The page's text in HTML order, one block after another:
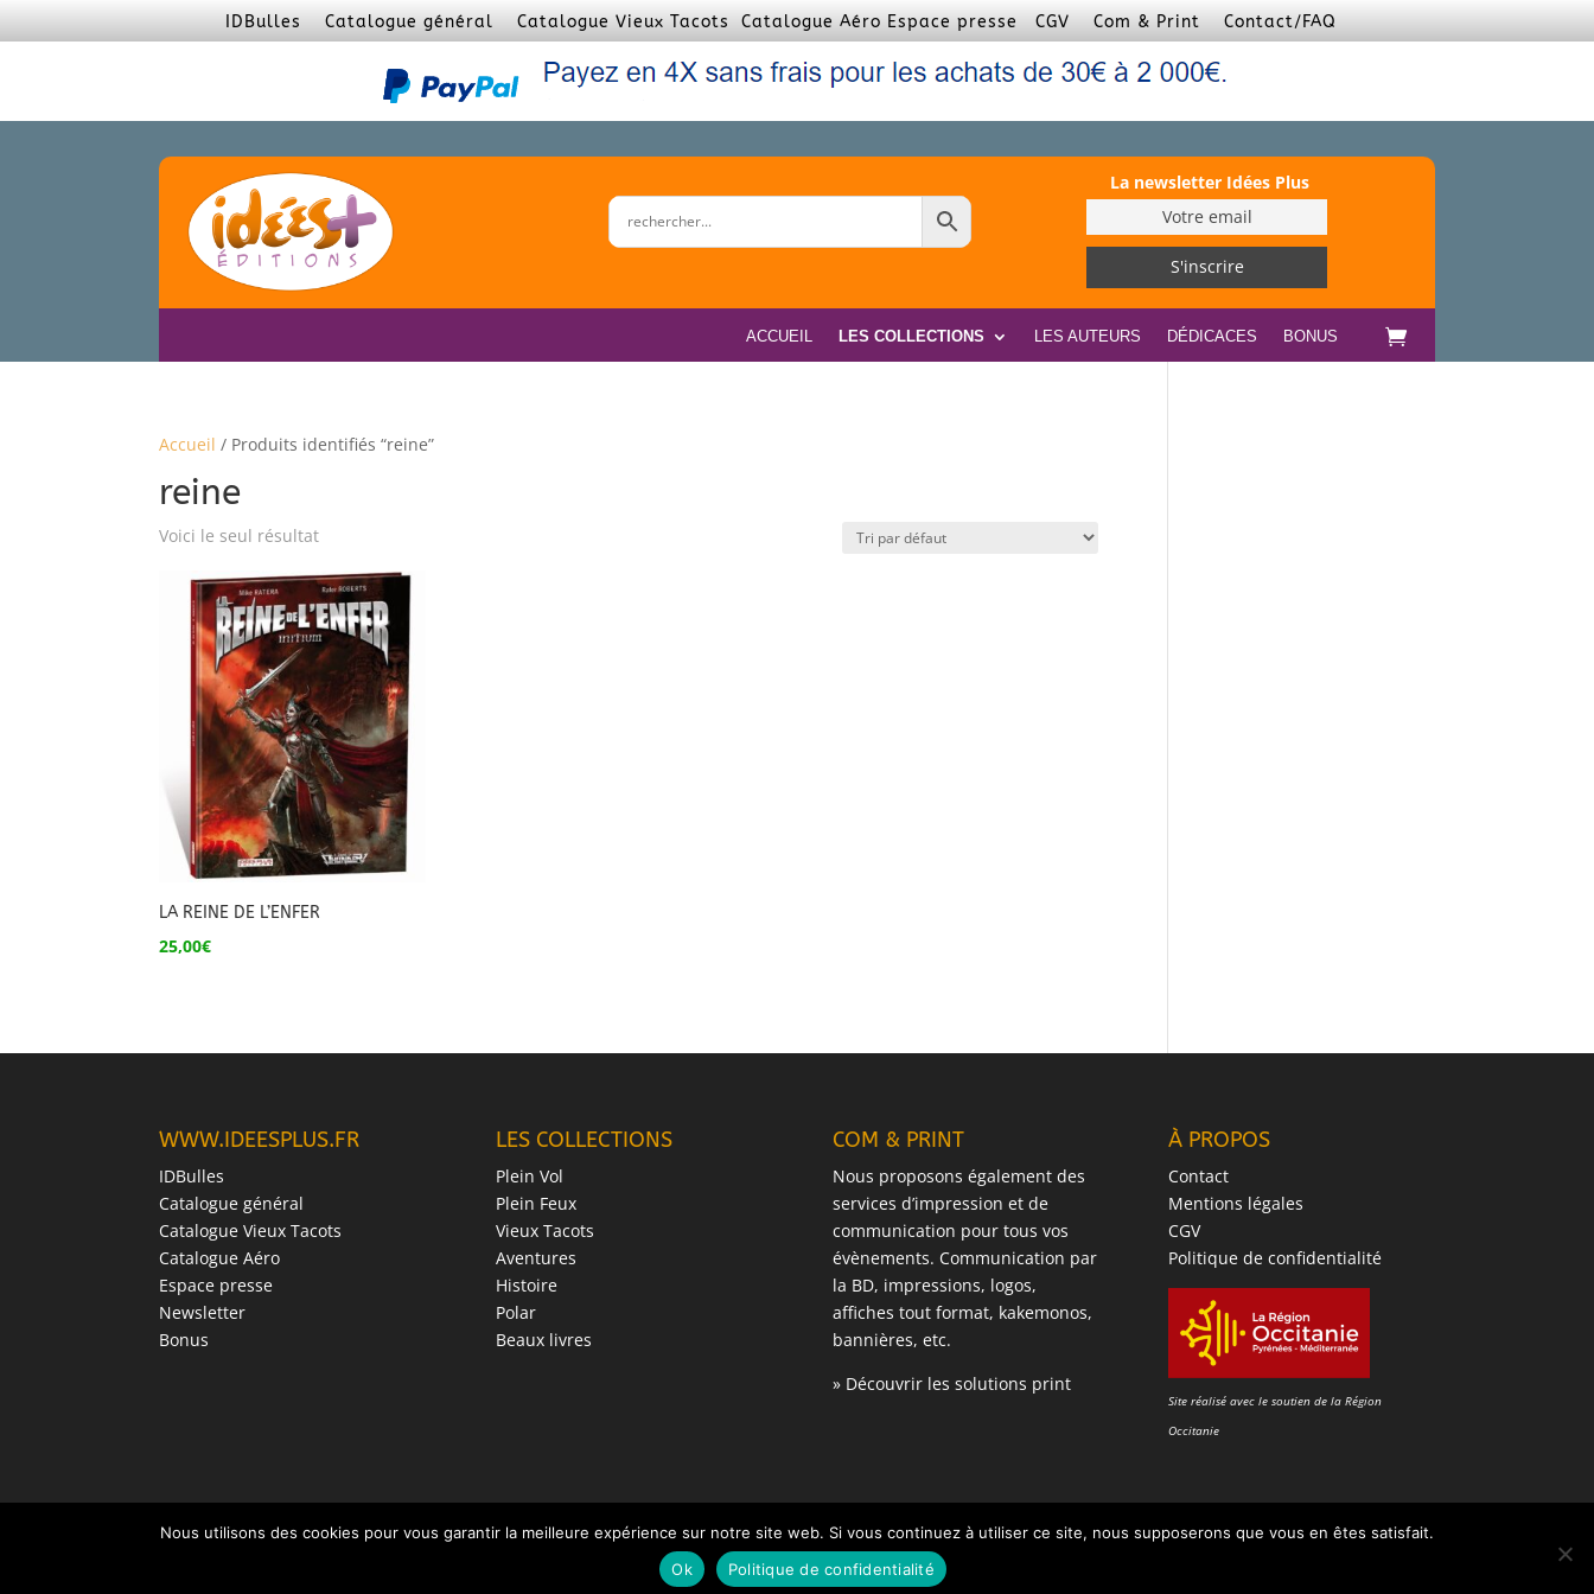
IDBulles Catalogue général Catalogue Vieux Tacots Catalogue Aéro Espace presseCGV Com & Print Contact/FAQ
La newsletter Idées Plus
ACCUEIL LES COLLECTIONS LES AUTEURS DÉDICACES BONUS
Accueil / Produits identifiés “reine”
reine
Voici le seul résultat
LA REINE DE L’ENFER
25,00€
WWW.IDEESPLUS.FR
IDBulles
Catalogue général
Catalogue Vieux Tacots
Catalogue Aéro
Espace presse
Newsletter
Bonus
LES COLLECTIONS
Plein Vol
Plein Feux
Vieux Tacots
Aventures
Histoire
Polar
Beaux livres
COM & PRINT
Nous proposons également des
services d’impression et de
communication pour tous vos
évènements. Communication par
la BD, impressions, logos,
affiches tout format, kakemonos,
bannières, etc.
» Découvrir les solutions print
À PROPOS
Contact
Mentions légales
CGV
Politique de confidentialité
Site réalisé avec le soutien de la Région
Occitanie
©2006 -2026 SAS IDÉES PLUS – 100 rue du Pigeonnier 30320 Bezouce France
Nous utilisons des cookies pour vous garantir la meilleure expérience sur notre site web. Si vous continuez à utiliser ce site, nous supposerons que vous en êtes satisfait.
Ok
Politique de confidentialité